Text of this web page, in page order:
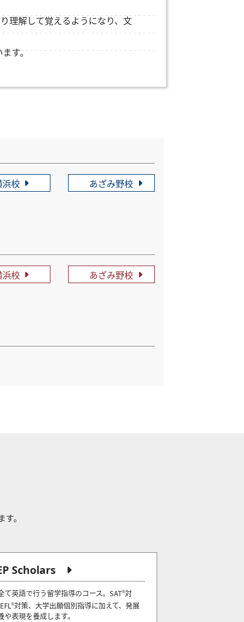
理解して覚えるようになり、文
す。
浜校 あざみ野校
浜校 あざみ野校
。
Scholars
て英語で行う留学指導のコース。SAT®対
®対策、大学出願個別指導に加えて、発展
や表現を養成します。